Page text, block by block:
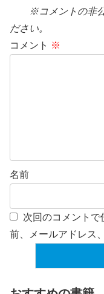
※コメントの非公
ださい。
コメント ※
名前
次回のコメントで
前、メールアドレス